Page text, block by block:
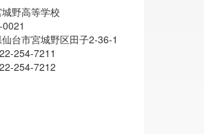
野高等学校
台市宮城野区田子2-36-1
254-7211
254-7212